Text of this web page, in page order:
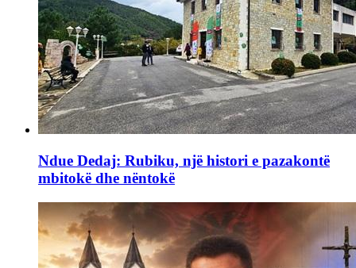
Ndue Dedaj: Rubiku, një histori e pazakontë
mbitokë dhe nëntokë